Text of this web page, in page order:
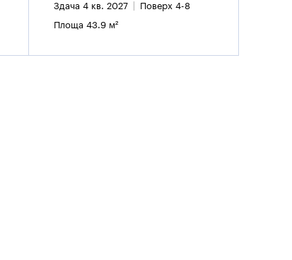
Здача 4 кв. 2027 Поверх 4-8
Площа 43.9 м²